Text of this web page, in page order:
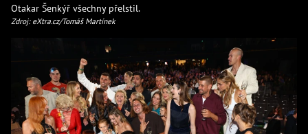
Otakar Šenkýř všechny přelstil.
Zdroj: eXtra.cz/Tomáš Martínek